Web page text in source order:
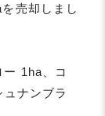
売却しまし
1ha、コ
ナンブラ